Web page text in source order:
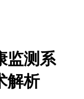
监测系
解析